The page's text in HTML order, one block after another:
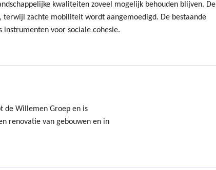
kwaliteiten zoveel mogelijk behouden blijven. De
zachte mobiliteit wordt aangemoedigd. De bestaande
instrumenten voor sociale cohesie.
de Willemen Groep en is
renovatie van gebouwen en in